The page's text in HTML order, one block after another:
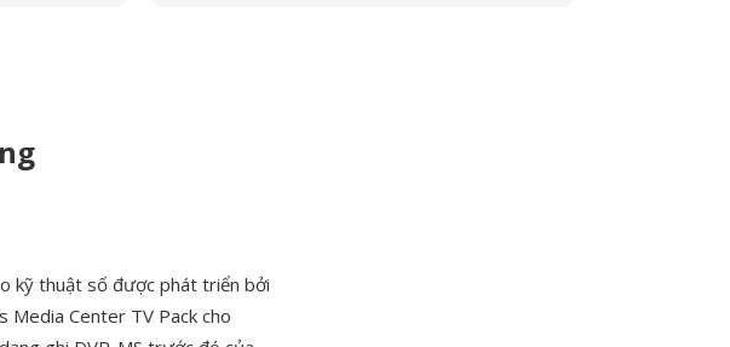
kỹ thuật số được phát triển bởi
Media Center TV Pack cho